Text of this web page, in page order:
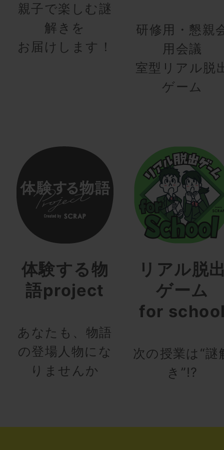
親子で楽しむ謎
解きを
お届けします！
研修用・懇親
用会議
室型リアル脱
ゲーム
体験する物
語project
あなたも、物語
の登場人物にな
りませんか
リアル脱
ゲーム
for
次の授業は“謎
き”!?